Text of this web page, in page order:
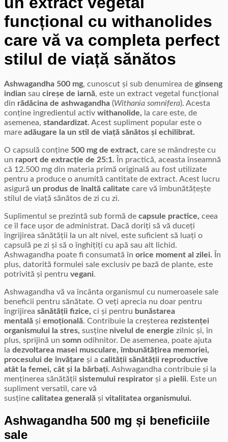
funcțional cu withanolides
care vă va completa perfect
stilul de viață sănătos
Ashwagandha 500 mg, cunoscut și sub denumirea de ginseng
indian sau cireșe de iarnă, este un extract vegetal funcțional
din rădăcina de ashwagandha (Withania somnifera). Acesta
conține ingredientul activ withanolide, la care este, de
asemenea, standardizat. Acest supliment popular este o
mare adăugare la un stil de viață sănătos și echilibrat.
O capsulă conține 500 mg de extract, care se mândrește cu
un raport de extracție de 25:1. În practică, aceasta înseamnă
că 12.500 mg din materia primă originală au fost utilizate
pentru a produce o anumită cantitate de extract. Acest lucru
asigură un produs de înaltă calitate care vă îmbunătățește
stilul de viață sănătos de zi cu zi.
Suplimentul se prezintă sub formă de capsule practice, ceea
ce îl face ușor de administrat. Dacă doriți să vă duceți
îngrijirea sănătății la un alt nivel, este suficient să luați o
capsulă pe zi și să o înghițiți cu apă sau alt lichid.
Ashwagandha poate fi consumată în orice moment al zilei. În
plus, datorită formulei sale exclusiv pe bază de plante, este
potrivită și pentru vegani.
Ashwagandha vă va încânta organismul cu numeroasele sale
beneficii pentru sănătate. O veți aprecia nu doar pentru
îngrijirea sănătății fizice, ci și pentru bunăstarea
mentală și emoțională. Contribuie la creșterea rezistenței
organismului la stres, susține nivelul de energie zilnic și, în
plus, sprijină un somn odihnitor. De asemenea, poate ajuta
la dezvoltarea masei musculare, îmbunătățirea memoriei,
procesului de învățare și a calității sănătății reproductive
atât la femei, cât și la bărbați. Ashwagandha contribuie și la
menținerea sănătății sistemului respirator și a pielii. Este un
supliment versatil, care vă
susține calitatea generală și vitalitatea organismului.
Ashwagandha 500 mg și beneficiile
sale